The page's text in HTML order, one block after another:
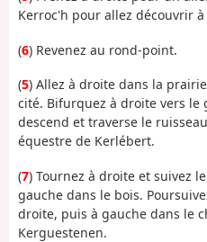
Kerroc'h pour allez découvrir
(6) Revenez au rond-point.
(5) Allez à droite dans la
cité. Bifurquez à droite vers le
descend et traverse le
équestre de Kerlébert.
(7) Tournez à droite et suivez
gauche dans le bois.
droite, puis à gauche dans le
Kerguestenen.